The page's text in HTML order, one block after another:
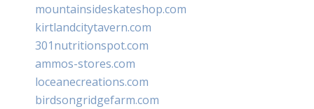
mountainsideskateshop.com
kirtlandcitytavern.com
301nutritionspot.com
ammos-stores.com
loceanecreations.com
birdsongridgefarm.com